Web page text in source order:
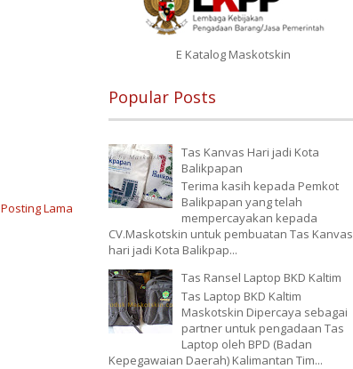
Posting Lama
E Katalog Maskotskin
Popular Posts
Tas Kanvas Hari jadi Kota
Balikpapan
Terima kasih kepada Pemkot
Balikpapan yang telah
mempercayakan kepada
CV.Maskotskin untuk pembuatan Tas Kanvas
hari jadi Kota Balikpap...
Tas Ransel Laptop BKD Kaltim
Tas Laptop BKD Kaltim
Maskotskin Dipercaya sebagai
partner untuk pengadaan Tas
Laptop oleh BPD (Badan
Kepegawaian Daerah) Kalimantan Tim...